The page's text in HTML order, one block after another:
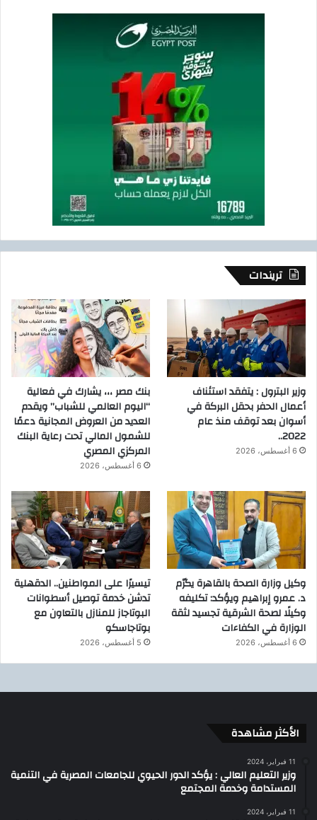
تريندات
وزير البترول : يتفقد استئناف
أعمال الحفر بحقل البركة في
أسوان بعد توقف منذ عام
2022..
6 أغسطس، 2026
بنك مصر ،،، يشارك في فعالية
“اليوم العالمي للشباب” ويقدم
العديد من العروض المجانية دعمًا
للشمول المالي تحت رعاية البنك
المركزي المصري
6 أغسطس، 2026
وكيل وزارة الصحة بالقاهرة يكرّم
د. عمرو إبراهيم ويؤكد: تكليفه
وكيلًا لصحة الشرقية تجسيد لثقة
الوزارة في الكفاءات
6 أغسطس، 2026
تيسيرًا على المواطنين.. الدقهلية
تدشن خدمة توصيل أسطوانات
البوتاجاز للمنازل بالتعاون مع
بوتاجاسكو
5 أغسطس، 2026
الأكثر مشاهدة
11 فبراير، 2024
وزير التعليم العالي : يؤكد الدور الحيوي للجامعات المصرية في التنمية
المستدامة وخدمة المجتمع
11 فبراير، 2024